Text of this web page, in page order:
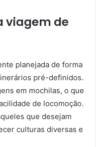
viagem de
planejada de forma
pré-definidos.
em mochilas, o que
de locomoção.
que desejam
culturas diversas e